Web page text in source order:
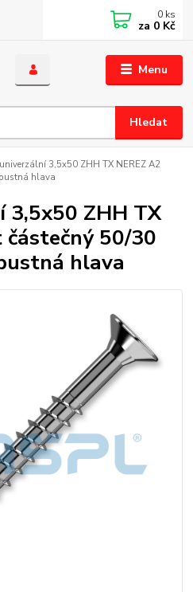
Menu
Hledat
0 ks
za 0 Kč
3,5x50 ZHH TX NEREZ A2
hlava
ZHH TX
částečný 50/30
hlava